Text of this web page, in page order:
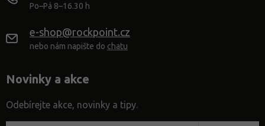
Po–Pá 8–16.30 h
e-shop@rockpoint.cz
nebo nám napište do chatu
Novinky a akce
Odebírejte akce, novinky a tipy.